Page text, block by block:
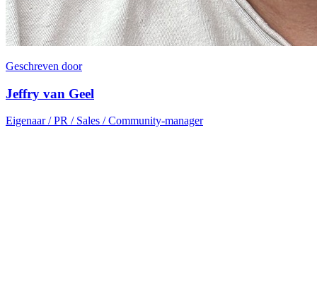
Geschreven door
Jeffry van Geel
Eigenaar / PR / Sales / Community-manager